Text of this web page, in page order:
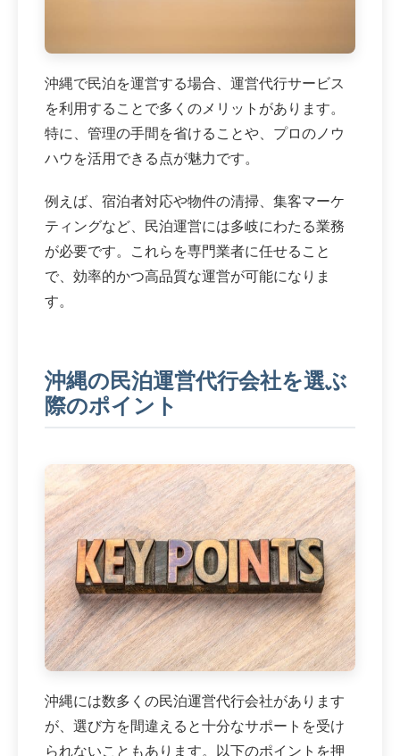
沖縄で民泊を運営する場合、運営代行サービス
を利用することで多くのメリットがあります。
特に、管理の手間を省けることや、プロのノウ
ハウを活用できる点が魅力です。
例えば、宿泊者対応や物件の清掃、集客マーケ
ティングなど、民泊運営には多岐にわたる業務
が必要です。これらを専門業者に任せること
で、効率的かつ高品質な運営が可能になりま
す。
沖縄の民泊運営代行会社を選ぶ
際のポイント
沖縄には数多くの民泊運営代行会社があります
が、選び方を間違えると十分なサポートを受け
られないこともあります。以下のポイントを押